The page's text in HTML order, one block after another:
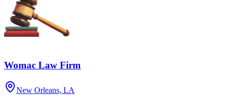
Womac Law Firm
New Orleans, LA